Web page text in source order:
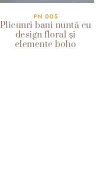
PN 005
Plicunri bani nuntă cu
design floral și
elemente boho